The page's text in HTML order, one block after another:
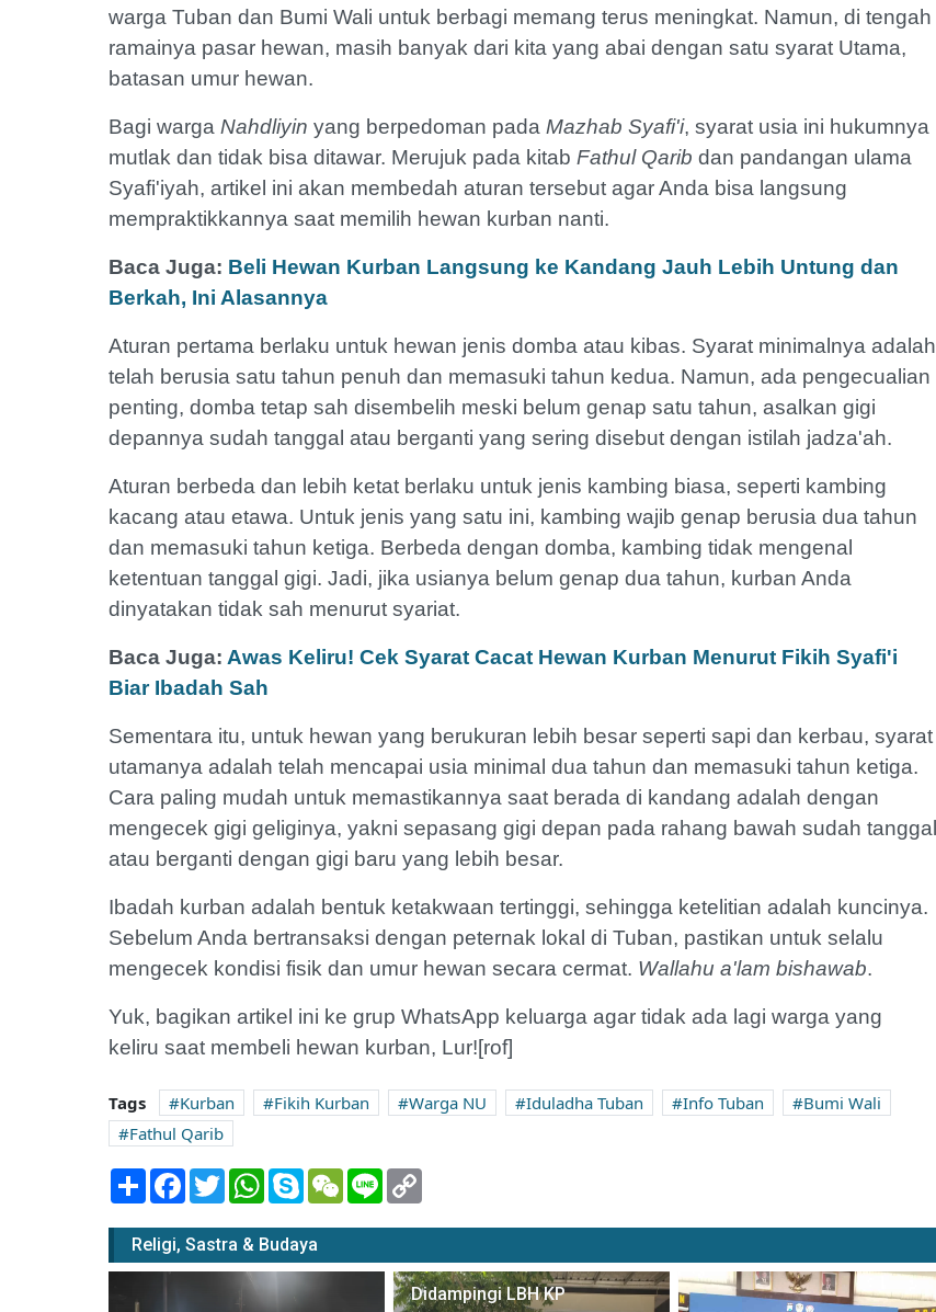
warga Tuban dan Bumi Wali untuk berbagi memang terus meningkat. Namun, di tengah
ramainya pasar hewan, masih banyak dari kita yang abai dengan satu syarat Utama,
batasan umur hewan.
Bagi warga Nahdliyin yang berpedoman pada Mazhab Syafi'i, syarat usia ini hukumnya
mutlak dan tidak bisa ditawar. Merujuk pada kitab Fathul Qarib dan pandangan ulama
Syafi'iyah, artikel ini akan membedah aturan tersebut agar Anda bisa langsung
mempraktikkannya saat memilih hewan kurban nanti.
Baca Juga: Beli Hewan Kurban Langsung ke Kandang Jauh Lebih Untung dan
Berkah, Ini Alasannya
Aturan pertama berlaku untuk hewan jenis domba atau kibas. Syarat minimalnya adalah
telah berusia satu tahun penuh dan memasuki tahun kedua. Namun, ada pengecualian
penting, domba tetap sah disembelih meski belum genap satu tahun, asalkan gigi
depannya sudah tanggal atau berganti yang sering disebut dengan istilah jadza'ah.
Aturan berbeda dan lebih ketat berlaku untuk jenis kambing biasa, seperti kambing
kacang atau etawa. Untuk jenis yang satu ini, kambing wajib genap berusia dua tahun
dan memasuki tahun ketiga. Berbeda dengan domba, kambing tidak mengenal
ketentuan tanggal gigi. Jadi, jika usianya belum genap dua tahun, kurban Anda
dinyatakan tidak sah menurut syariat.
Baca Juga: Awas Keliru! Cek Syarat Cacat Hewan Kurban Menurut Fikih Syafi'i
Biar Ibadah Sah
Sementara itu, untuk hewan yang berukuran lebih besar seperti sapi dan kerbau, syarat
utamanya adalah telah mencapai usia minimal dua tahun dan memasuki tahun ketiga.
Cara paling mudah untuk memastikannya saat berada di kandang adalah dengan
mengecek gigi geliginya, yakni sepasang gigi depan pada rahang bawah sudah tanggal
atau berganti dengan gigi baru yang lebih besar.
Ibadah kurban adalah bentuk ketakwaan tertinggi, sehingga ketelitian adalah kuncinya.
Sebelum Anda bertransaksi dengan peternak lokal di Tuban, pastikan untuk selalu
mengecek kondisi fisik dan umur hewan secara cermat. Wallahu a'lam bishawab.
Yuk, bagikan artikel ini ke grup WhatsApp keluarga agar tidak ada lagi warga yang
keliru saat membeli hewan kurban, Lur![rof]
Tags Kurban Fikih Kurban Warga NU Iduladha Tuban Info Tuban
Bumi Wali
Fathul Qarib
Share Facebook
TwitterWhatsApp
SkypeWeChatLine
Religi, Sastra & Budaya
Didampingi LBH KP